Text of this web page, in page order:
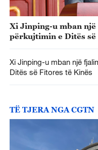
Xi Jinping-u mban
përkujtimin e Ditës
Xi Jinping-u mban një
Ditës së Fitores të Kinës
TË TJERA NGA CGTN